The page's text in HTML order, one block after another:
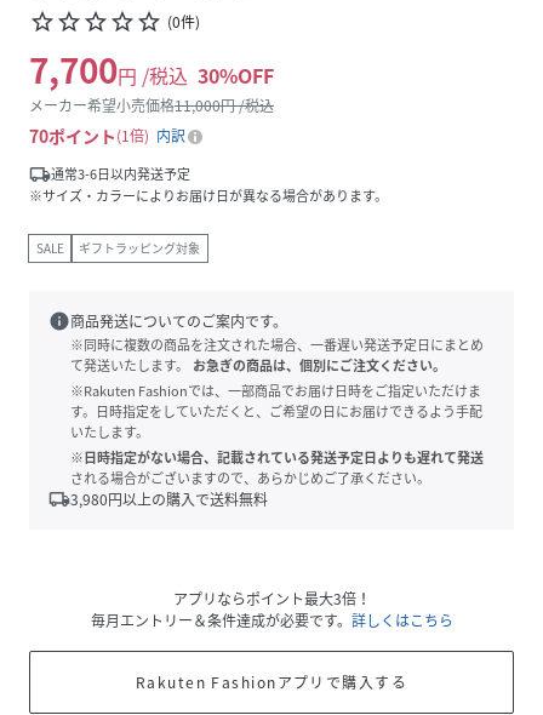
star_borderstar_borderstar_borderstar_borderstar_border (0件)
7,700円 /税込 30%OFF
メーカー希望小売価格11,000円 /税込
70ポイント 1倍
内訳
local_shipping通常3-6日以内発送予定
※サイズ・カラーによりお届け日が異なる場合があります。
SALE ギフトラッピング対象
info商品発送についてのご案内です。
※同時に複数の商品を注文された場合、一番遅い発送予定日にまとめ
て発送いたします。
お急ぎの商品は、個別にご注文ください。
※Rakuten Fashionでは、一部商品でお届け日時をご指定いただけま
す。日時指定をしていただくと、ご希望の日にお届けできるよう手配
いたします。
※日時指定がない場合、記載されている発送予定日よりも遅れて発送
される場合がございますので、あらかじめご了承ください。
local_shipping3,980円以上の購入で送料無料
アプリならポイント最大3倍！
毎月エントリー＆条件達成が必要です。 詳しくはこちら
Rakuten Fashionアプリで購入する